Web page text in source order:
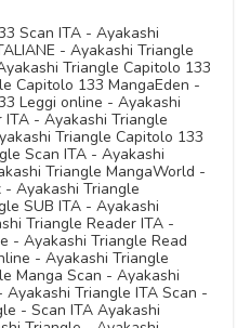
Scan ITA - Ayakashi
- Ayakashi Triangle
Triangle Capitolo 133
Capitolo 133 MangaEden -
Leggi online - Ayakashi
- Ayakashi Triangle
Triangle Capitolo 133
Scan ITA - Ayakashi
Triangle MangaWorld -
Ayakashi Triangle
SUB ITA - Ayakashi
Triangle Reader ITA -
- Ayakashi Triangle Read
- Ayakashi Triangle
Manga Scan - Ayakashi
Triangle ITA Scan -
- Scan ITA Ayakashi